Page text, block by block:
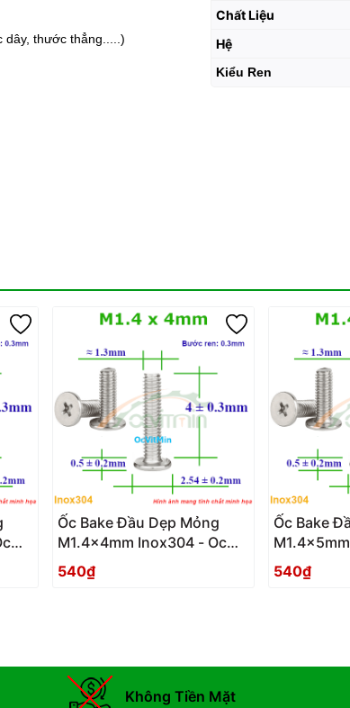
thước thẳng.....)
Chất Liệu
Hệ
Kiểu Ren
Ốc Bake Đầu Dẹp Mỏng
M1.4x4mm Inox304 - Oc
PaKe Dau Dep Mong
540₫
Ốc Bake
PaKe Dau
540₫
Không Tiền Mặt